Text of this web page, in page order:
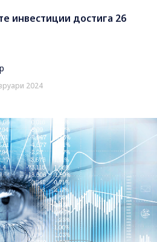
инвестиции достига 26
2024